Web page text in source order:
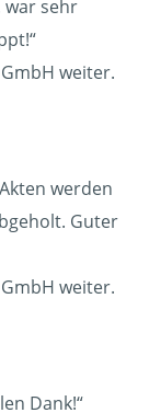
war sehr
weiter.
werden
Guter
weiter.
Dank!“